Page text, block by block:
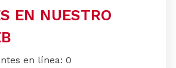
EN NUESTRO
en línea: 0